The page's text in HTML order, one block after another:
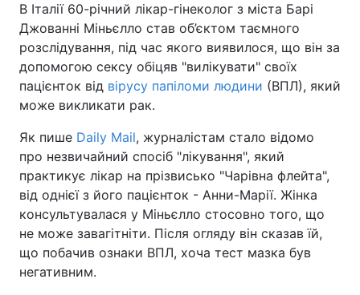
В Італії 60-річний лікар-гінеколог з міста Барі
Джованні Міньєлло став об’єктом таємного
розслідування, під час якого виявилося, що він за
допомогою сексу обіцяв "вилікувати" своїх
пацієнток від вірусу папіломи людини (ВПЛ), який
може викликати рак.
Як пише Daily Mail, журналістам стало відомо
про незвичайний спосіб "лікування", який
практикує лікар на прізвисько "Чарівна флейта",
від однієї з його пацієнток - Анни-Марії. Жінка
консультувалася у Міньєлло стосовно того, що
не може завагітніти. Після огляду він сказав їй,
що побачив ознаки ВПЛ, хоча тест мазка був
негативним.